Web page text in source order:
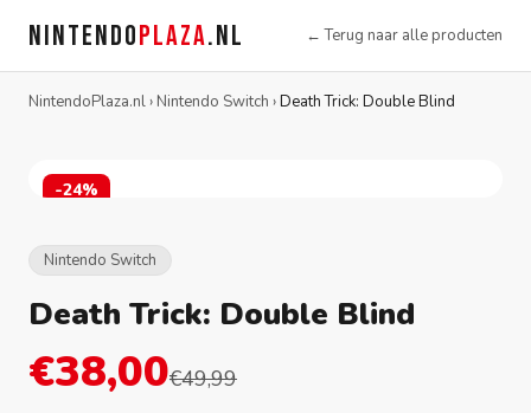
NINTENDOPLAZA.NL ← Terug naar alle producten
NintendoPlaza.nl› Nintendo Switch ›Death Trick: Double Blind
-24%
Nintendo Switch
Death Trick: Double Blind
€38,00€49,99